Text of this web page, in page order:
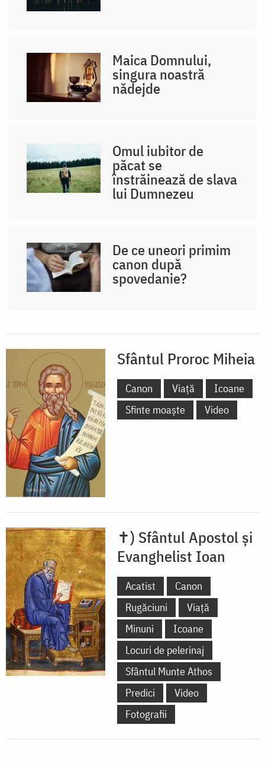
Maica Domnului,
singura noastră
nădejde
Omul iubitor de
păcat se
înstrăinează de slava
lui Dumnezeu
De ce uneori primim
canon după
spovedanie?
Sfântul Proroc Miheia
Canon Viață
Icoane
Sfinte moaște
Video
✝) Sfântul Apostol și
Evanghelist Ioan
Acatist
Canon
Rugăciuni
Viață
Minuni
Icoane
Locuri de pelerinaj
Sfântul Munte Athos
Predici
Video
Fotografii